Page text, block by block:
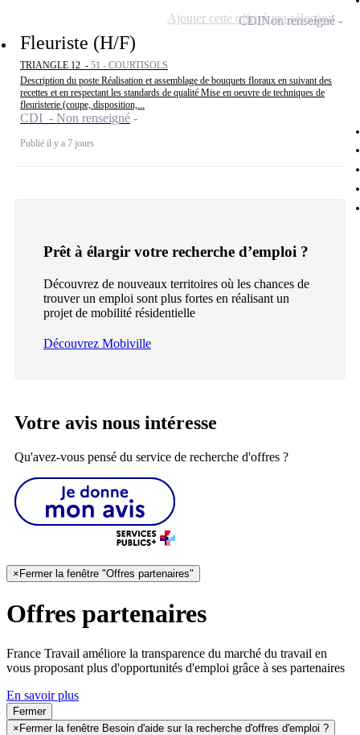
Fleuriste (H/F)
TRIANGLE 12 - 51 - COURTISOLS
Description du poste Réalisation et assemblage de bouquets floraux en suivant des
recettes et en respectant les standards de qualité Mise en oeuvre de techniques de
fleuristerie (coupe, disposition,...
CDI - Non renseigné
Publié il y a 7 jours
CDINon renseigné
Ajouter cette offre à ma sélection
Prêt à élargir votre recherche d’emploi ?
Découvrez de nouveaux territoires où les chances de
trouver un emploi sont plus fortes en réalisant un
projet de mobilité résidentielle
Découvrez Mobiville
Votre avis nous intéresse
Qu'avez-vous pensé du service de recherche d'offres ?
× Fermer la fenêtre "Offres partenaires"
Offres partenaires
France Travail améliore la transparence du marché du travail en
vous proposant plus d'opportunités d'emploi grâce à ses partenaires
En savoir plus
Fermer
×Fermer la fenêtre Besoin d'aide sur la recherche d'offres d'emploi ?